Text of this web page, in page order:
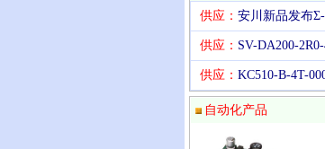
供应： 安川新品发布
供应： SV-DA200-
供应： KC510-B-4T-
自动化产品